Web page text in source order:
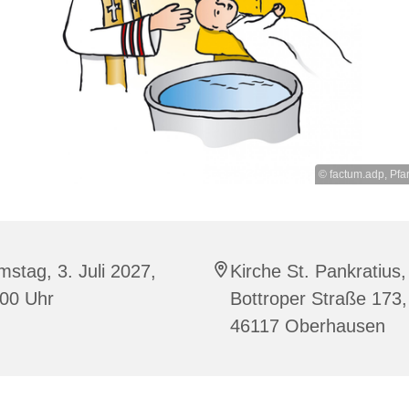
© factum.adp,
3. Juli 2027,
Uhr
Kirche St. Pankratius,
Bottroper Straße 173,
46117 Oberhausen